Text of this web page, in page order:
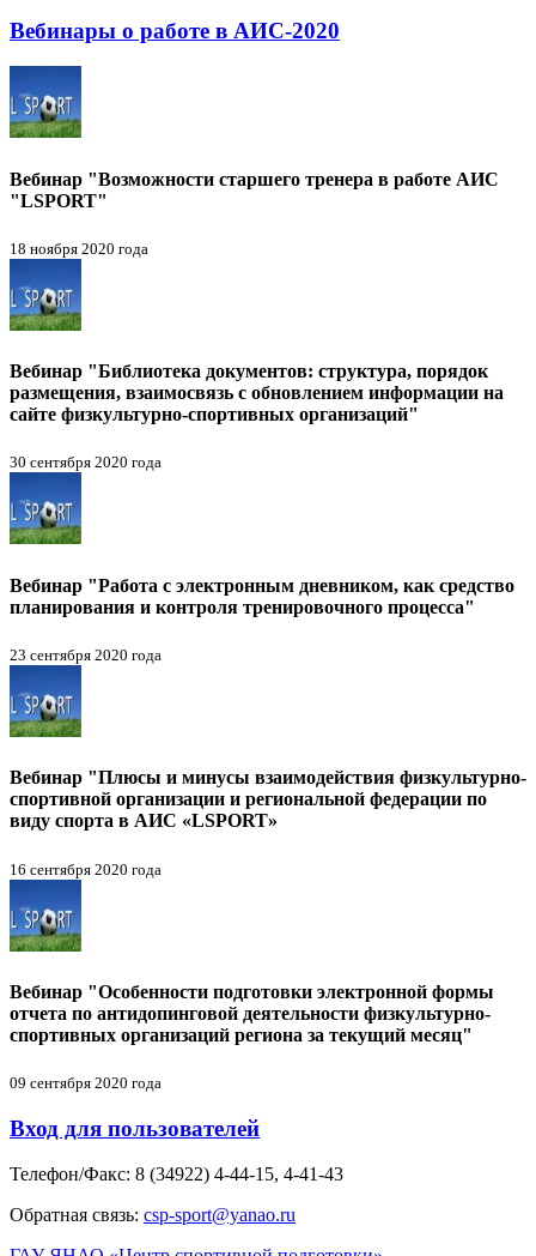
Вебинары о работе в АИС-2020
Вебинар "Возможности старшего тренера в работе АИС
"LSPORT"
18 ноября 2020 года
Вебинар "Библиотека документов: структура, порядок
размещения, взаимосвязь с обновлением информации на
сайте физкультурно-спортивных организаций"
30 сентября 2020 года
Вебинар "Работа с электронным дневником, как средство
планирования и контроля тренировочного процесса"
23 сентября 2020 года
Вебинар "Плюсы и минусы взаимодействия физкультурно-
спортивной организации и региональной федерации по
виду спорта в АИС «LSPORT»
16 сентября 2020 года
Вебинар "Особенности подготовки электронной формы
отчета по антидопинговой деятельности физкультурно-
спортивных организаций региона за текущий месяц"
09 сентября 2020 года
Вход для пользователей
Телефон/Факс: 8 (34922) 4-44-15, 4-41-43
Обратная связь: csp-sport@yanao.ru